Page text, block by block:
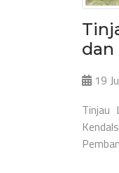
dan
19
Tinjau